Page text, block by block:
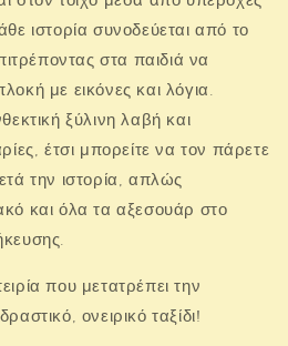
ιστορία συνοδεύεται από το
στα παιδιά να
με εικόνες και λόγια.
ξύλινη λαβή και
έτσι μπορείτε να τον πάρετε
την ιστορία, απλώς
και όλα τα αξεσουάρ στο
που μετατρέπει την
ονειρικό ταξίδι!